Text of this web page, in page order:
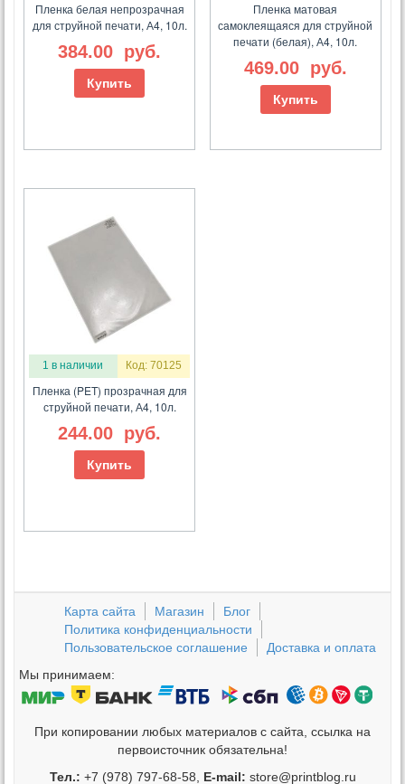
Пленка белая непрозрачная
для струйной печати, А4, 10л.
384.00 руб.
Купить
Пленка матовая
самоклеящаяся для струйной
печати (белая), А4, 10л.
469.00 руб.
Купить
1 в наличии Код: 70125
Пленка (PET) прозрачная для
струйной печати, А4, 10л.
244.00 руб.
Купить
Карта сайта Магазин
Блог
Политика конфиденциальности
Пользовательское соглашение
Доставка и оплата
Мы принимаем:
При копировании любых материалов с сайта, ссылка на
первоисточник обязательна!
Тел.: +7 (978) 797-68-58, E-mail: store@printblog.ru